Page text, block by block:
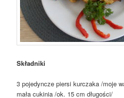
Składniki
3 pojedyncze piersi kurczaka /moje
mała cukinia /ok. 15 cm długości/